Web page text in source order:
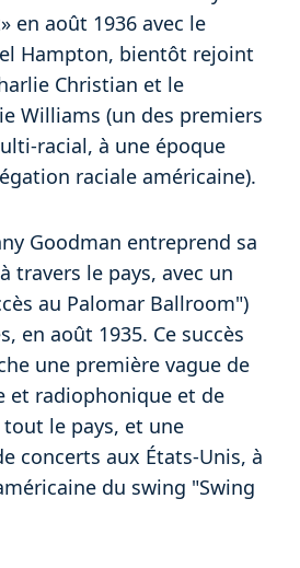
en août 1936 avec le
Hampton, bientôt rejoint
Christian et le
Williams (un des premiers
racial, à une époque
raciale américaine).
Goodman entreprend sa
travers le pays, avec un
au Palomar Ballroom")
en août 1935. Ce succès
une première vague de
et radiophonique et de
le pays, et une
concerts aux États-Unis, à
du swing "Swing